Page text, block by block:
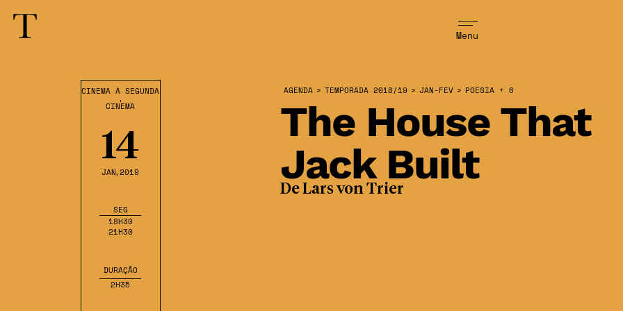
Menu
The House That
Jack Built
CINEMA À SEGUNDA
,
CINEMA
14
JAN,2019
SEG
18H30
21H30
DURAÇÃO
2H35
AGENDA > TEMPORADA 2018/19 > JAN-FEV > POESIA + 6
De Lars von Trier